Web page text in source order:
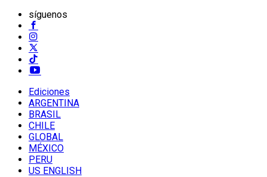
síguenos
Ediciones
ARGENTINA
BRASIL
CHILE
GLOBAL
MÉXICO
PERU
US ENGLISH